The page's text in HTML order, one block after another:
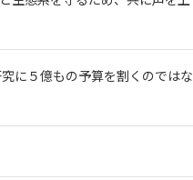
に５億もの予算を割くのではな